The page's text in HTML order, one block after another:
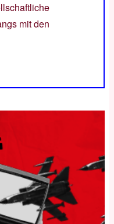
mit den